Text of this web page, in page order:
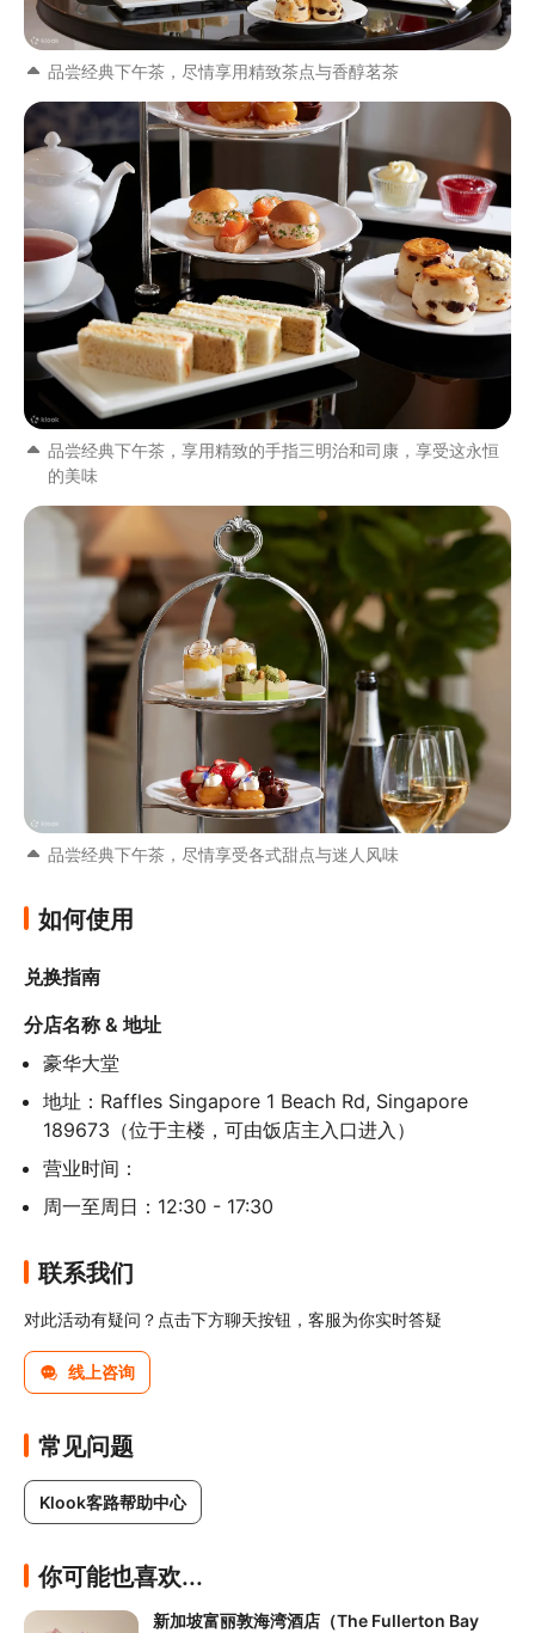
品尝经典下午茶，尽情享用精致茶点与香醇茗茶
品尝经典下午茶，享用精致的手指三明治和司康，享受这永恒
的美味
品尝经典下午茶，尽情享受各式甜点与迷人风味
如何使用
兑换指南
分店名称 & 地址
豪华大堂
地址：Raffles Singapore 1 Beach Rd, Singapore
189673（位于主楼，可由饭店主入口进入）
营业时间：
周一至周日：12:30 - 17:30
联系我们
对此活动有疑问？点击下方聊天按钮，客服为你实时答疑
线上咨询
常见问题
Klook客路帮助中心
你可能也喜欢...
新加坡富丽敦海湾酒店（The Fullerton Bay